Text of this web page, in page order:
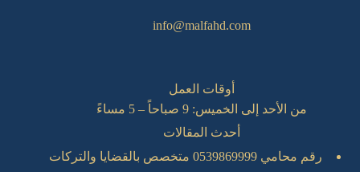
info@malfahd.com
أوقات العمل
من الأحد إلى الخميس: 9 صباحاً – 5 مساءً
أحدث المقالات
رقم محامي 0539869999 متخصص بالقضايا والتركات